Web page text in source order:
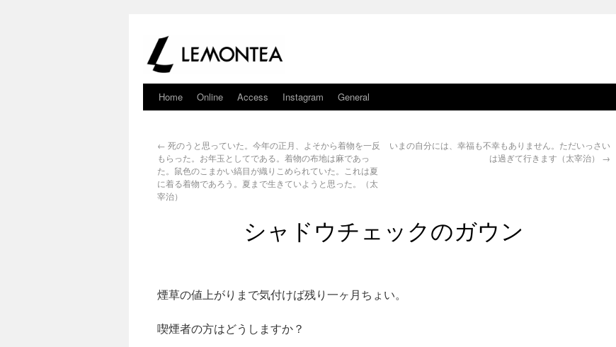
Home Online Access Instagram General
← 死のうと思っていた。今年の正月、よそから着物を一反
もらった。お年玉としてである。着物の布地は麻であっ
た。鼠色のこまかい縞目が織りこめられていた。これは夏
に着る着物であろう。夏まで生きていようと思った。（太
宰治）
いまの自分には、幸福も不幸もありません。ただいっさい
は過ぎて行きます（太宰治） →
シャドウチェックのガウン
煙草の値上がりまで気付けば残り一ヶ月ちょい。
喫煙者の方はどうしますか？